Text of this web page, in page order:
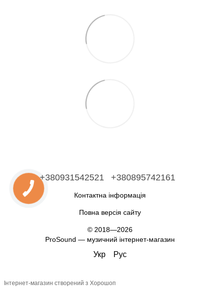
+380931542521 +380895742161
Контактна інформація
Повна версія сайту
© 2018—2026
ProSound — музичний інтернет-магазин
Укр Рус
Інтернет-магазин створений з Хорошоп